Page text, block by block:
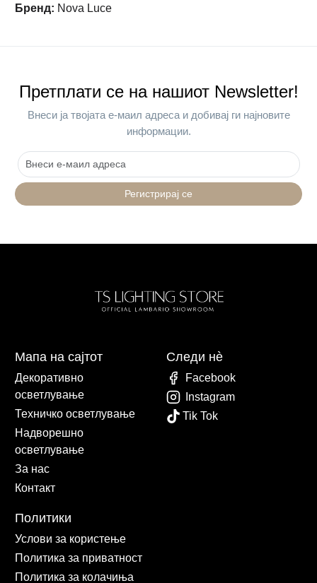
Бренд: Nova Luce
Претплати се на нашиот Newsletter!
Внеси ја твојата е-маил адреса и добивај ги најновите
информации.
Регистрирај се
Мапа на сајтот
Декоративно
осветлување
Техничко осветлување
Надворешно
осветлување
За нас
Контакт
Политики
Услови за користење
Политика за приватност
Политика за колачиња
Следи нè
Facebook
Instagram
Tik Tok